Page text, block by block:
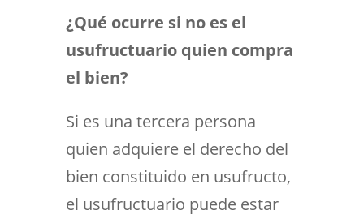
¿Qué ocurre si no es el
usufructuario quien compra
el bien?
Si es una tercera persona
quien adquiere el derecho del
bien constituido en usufructo,
el usufructuario puede estar